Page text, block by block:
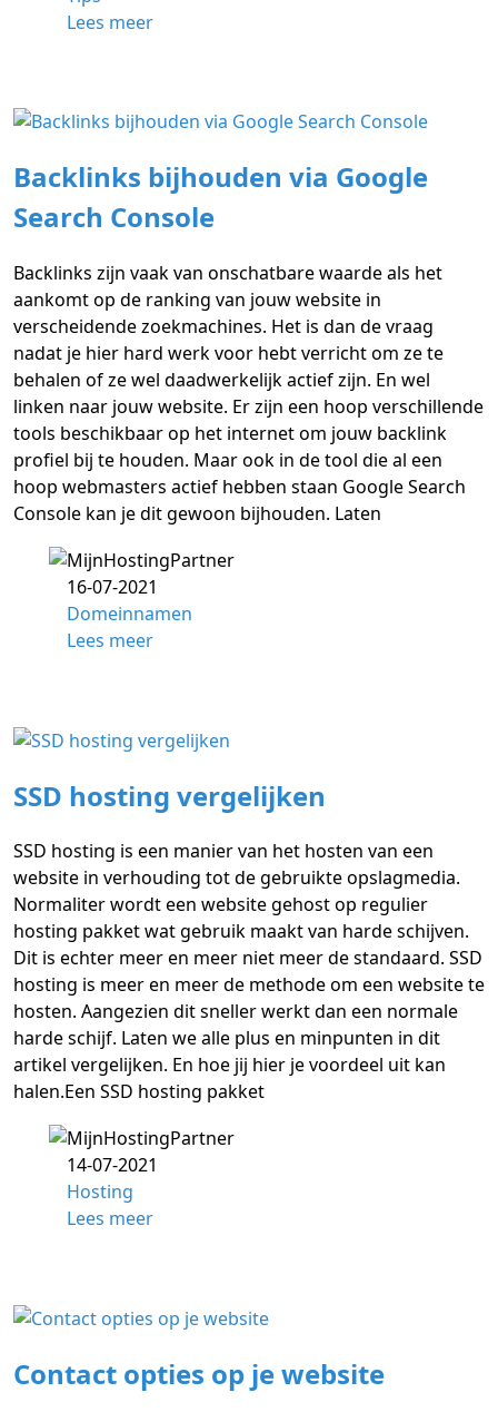
Lees meer
Backlinks bijhouden via Google
Search Console
Backlinks zijn vaak van onschatbare waarde als het
aankomt op de ranking van jouw website in
verscheidende zoekmachines. Het is dan de vraag
nadat je hier hard werk voor hebt verricht om ze te
behalen of ze wel daadwerkelijk actief zijn. En wel
linken naar jouw website. Er zijn een hoop verschillende
tools beschikbaar op het internet om jouw backlink
profiel bij te houden. Maar ook in de tool die al een
hoop webmasters actief hebben staan Google Search
Console kan je dit gewoon bijhouden. Laten
16-07-2021
Domeinnamen
Lees meer
SSD hosting vergelijken
SSD hosting is een manier van het hosten van een
website in verhouding tot de gebruikte opslagmedia.
Normaliter wordt een website gehost op regulier
hosting pakket wat gebruik maakt van harde schijven.
Dit is echter meer en meer niet meer de standaard. SSD
hosting is meer en meer de methode om een website te
hosten. Aangezien dit sneller werkt dan een normale
harde schijf. Laten we alle plus en minpunten in dit
artikel vergelijken. En hoe jij hier je voordeel uit kan
halen.Een SSD hosting pakket
14-07-2021
Hosting
Lees meer
Contact opties op je website